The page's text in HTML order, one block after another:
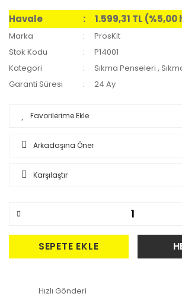
Havale 1.599,31 TL
Marka
ProsKit
Stok Kodu
P14001
Kategori
Sıkma Penseleri ,
Garanti Süresi
24 Ay
Arkadaşına Öner
Karşılaştır
SEPETE EKLE
Hızlı Gönderi